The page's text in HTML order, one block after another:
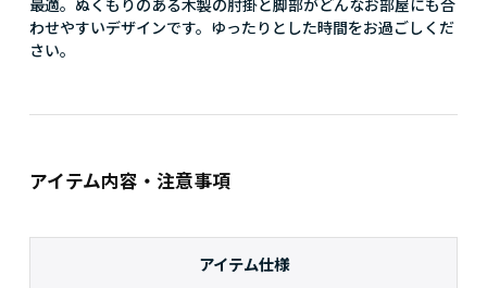
最適。ぬくもりのある木製の肘掛と脚部がどんなお部屋にも合
わせやすいデザインです。ゆったりとした時間をお過ごしくだ
さい。
アイテム内容・注意事項
アイテム仕様